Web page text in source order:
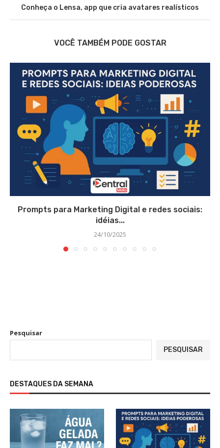
Conheça o Lensa, app que cria avatares realísticos
VOCÊ TAMBÉM PODE GOSTAR
Prompts para Marketing Digital e redes sociais:
idéias...
24/10/2025
Pesquisar
PESQUISAR
DESTAQUES DA SEMANA